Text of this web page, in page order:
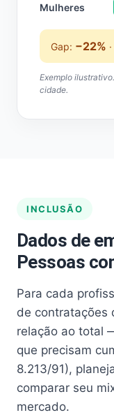
Mulheres
Gap: −22%
Exemplo
cidade.
INCLUSÃO
Dados de
Pessoas
Para cada
de contratações
relação ao total
que precisam
8.213/91),
comparar seu
mercado.